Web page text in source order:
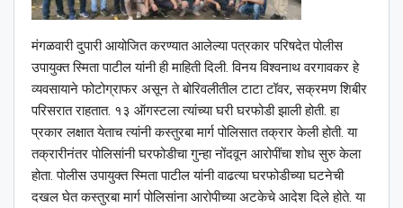
मंगळवारी दुपारी आयोजित करण्यात आलेल्या पत्रकार परिषदेत पोलीस
उपायुक्त स्मिता पाटील यांनी ही माहिती दिली. विनय विश्‍वनाथ वरगावकर हे
व्यवसायाने फोटोग्राफर असून ते बोरिवलीतील टाटा टॉवर, सक्रमण शिबीर
परिसरात राहतात. १३ ऑगस्टला त्यांच्या घरी घरफोडी झाली होती. हा
प्रकार लक्षात येताच त्यांनी कस्तुरबा मार्ग पोलिसात तक्रार केली होती. या
तक्रारीनंतर पोलिसांनी घरफोडीचा गुन्हा नोंदवून आरोपींचा शोध सुरु केला
होता. पोलीस उपायुक्त स्मिता पाटील यांनी वाढत्या घरफोडीच्या घटनेची
दखल घेत कस्तुरबा मार्ग पोलिसांना आरोपीच्या अटकेचे आदेश दिले होते. या